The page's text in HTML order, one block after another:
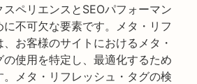
ペリエンスとSEOパフォーマン
不可欠な要素です。メタ・リフ
お客様のサイトにおけるメタ・
の使用を特定し、最適化するため
メタ・リフレッシュ・タグの検